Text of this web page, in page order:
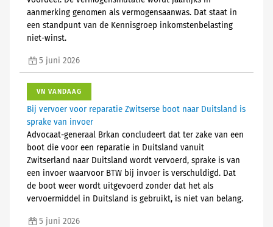
aanmerking genomen als vermogensaanwas. Dat staat in
een standpunt van de Kennisgroep inkomstenbelasting
niet-winst.
5 juni 2026
VN VANDAAG
Bij vervoer voor reparatie Zwitserse boot naar Duitsland is
sprake van invoer
Advocaat-generaal Brkan concludeert dat ter zake van een
boot die voor een reparatie in Duitsland vanuit
Zwitserland naar Duitsland wordt vervoerd, sprake is van
een invoer waarvoor BTW bij invoer is verschuldigd. Dat
de boot weer wordt uitgevoerd zonder dat het als
vervoermiddel in Duitsland is gebruikt, is niet van belang.
5 juni 2026